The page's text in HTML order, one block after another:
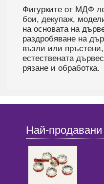
Фигурките от МДФ
бои, декупаж,
на основата на
раздробяване на
възли или
естествената
рязане и обработка.
Най-продавани